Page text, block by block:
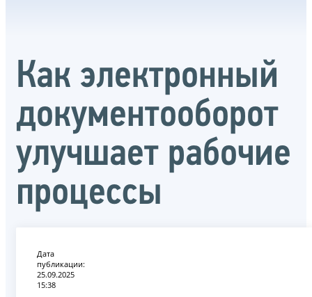
Как электронный
документооборот
улучшает рабочие
процессы
Дата
публикации:
25.09.2025
15:38